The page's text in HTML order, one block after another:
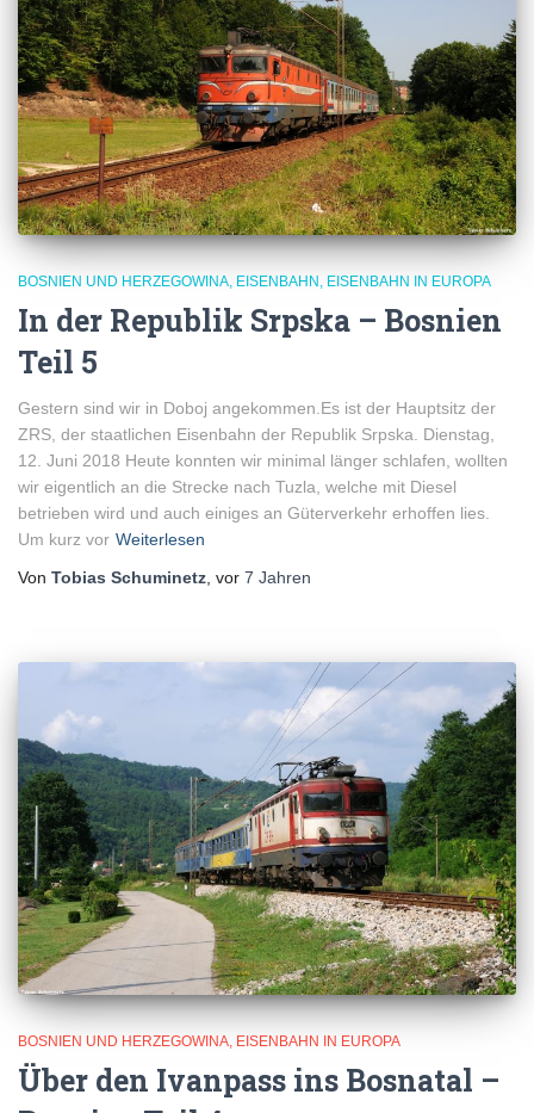
BOSNIEN UND HERZEGOWINA EISENBAHN EISENBAHN IN EUROPA
In der Republik Srpska – Bosnien
Teil 5
Gestern sind wir in Doboj angekommen.Es ist der Hauptsitz der
ZRS, der staatlichen Eisenbahn der Republik Srpska. Dienstag,
12. Juni 2018 Heute konnten wir minimal länger schlafen, wollten
wir eigentlich an die Strecke nach Tuzla, welche mit Diesel
betrieben wird und auch einiges an Güterverkehr erhoffen lies.
Um kurz vor Weiterlesen
Von Tobias Schuminetz, vor 7 Jahren
BOSNIEN UND HERZEGOWINA EISENBAHN IN EUROPA
Über den Ivanpass ins Bosnatal –